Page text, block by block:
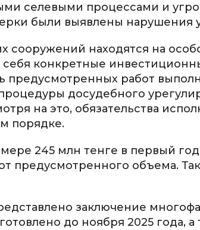
селевыми процессами и
были выявлены нарушения
сооружений находятся на
конкретные
предусмотренных работ
досудебного
на это, обязательства
порядке.
245 млн тенге в первый
предусмотренного объема.
заключение
до ноября 2025 года, а